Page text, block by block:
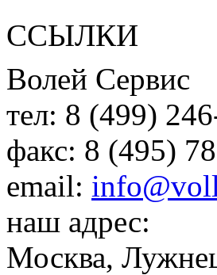
ССЫЛКИ
Волей Сервис
тел: 8 (499)
факс: 8 (495)
email:
наш адрес:
Москва,